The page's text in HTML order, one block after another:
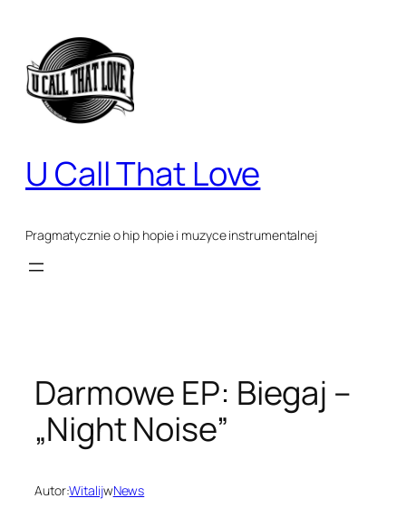
treści
U Call That Love
Pragmatycznie o hip hopie i muzyce instrumentalnej
Darmowe EP: Biegaj –
„Night Noise”
Autor:WitalijwNews